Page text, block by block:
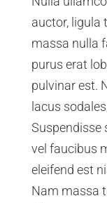
auctor, ligula
massa nulla
purus erat
pulvinar est.
lacus
Suspendisse
vel faucibus
eleifend est
Nam massa